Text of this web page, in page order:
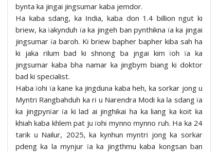
bynta ka jingai jingsumar kaba jemdor.
Ha kaba sdang, ka India, kaba don 1.4 billion ngut ki
briew, ka ïakynduh ïa ka jingeh ban pynthikna ïa ka jingai
jingsumar ïa baroh. Ki briew bapher bapher kiba sah ha
ki jaka rilum bad ki shnong ba jngai kim ïoh ïa ka
jingsumar kaba bha namar ka jingbym biang ki doktor
bad ki specialist.
Haba ïohi ïa kane ka jingduna kaba heh, ka sorkar jong u
Myntri Rangbahduh ka ri u Narendra Modi ka la sdang ïa
ka jingpynïar ïa ki lad ai jinghikai ha ka liang ka koit ka
khiah kaba khlem pat ju ïohi mynno mynno ruh. Ha ka 24
tarik u Nailur, 2025, ka kynhun myntri jong ka sorkar
pdeng ka la mynjur ïa ka jingthmu kaba kongsan ban